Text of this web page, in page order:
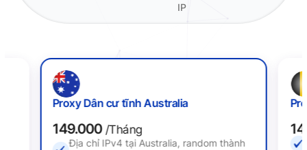
IP
Proxy Dân cư tĩnh Australia
149.000/Tháng
Địa chỉ IPv4 tại Australia, random thành